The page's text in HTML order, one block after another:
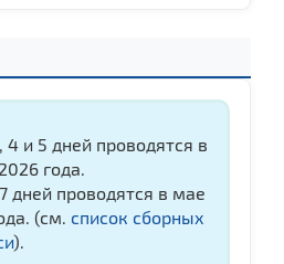
и 5 дней проводятся в
года.
дней проводятся в мае
(см. список сборных
).